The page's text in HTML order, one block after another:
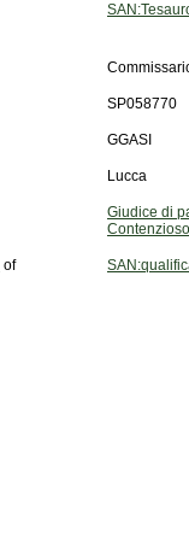
SP058770
GGASI
Lucca
Giudice di
of